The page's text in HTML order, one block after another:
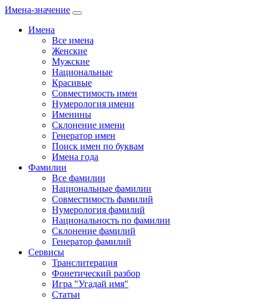
Имена-значение
Имена
Все имена
Женские
Мужские
Национальные
Красивые
Совместимость имен
Нумерология имени
Именины
Склонение имени
Генератор имен
Поиск имен по буквам
Имена года
Фамилии
Все фамилии
Национальные фамилии
Совместимость фамилий
Нумерология фамилий
Национальность по фамилии
Склонение фамилий
Генератор фамилий
Сервисы
Транслитерация
Фонетический разбор
Игра "Угадай имя"
Статьи